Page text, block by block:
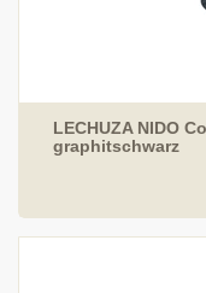
LECHUZA NIDO
graphitschwarz